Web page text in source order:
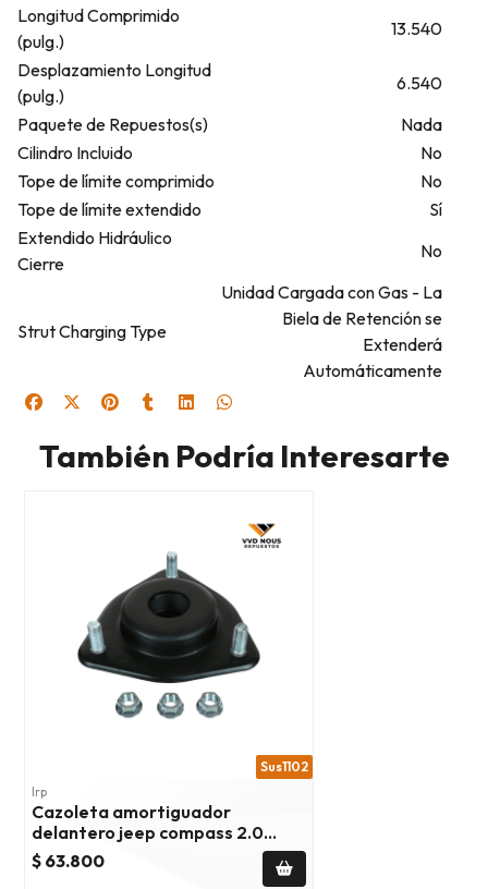
Longitud Comprimido
(pulg.)
13.540
Desplazamiento Longitud
(pulg.)
6.540
Paquete de Repuestos(s)
Nada
Cilindro Incluido
No
Tope de límite comprimido
No
Tope de límite extendido
Sí
Extendido Hidráulico
Cierre
No
Strut Charging Type
Unidad Cargada con Gas - La
Biela de Retención se
Extenderá
Automáticamente
También Podría Interesarte
Sus1102
Irp
Cazoleta amortiguador
delantero jeep compass 2.0
2007/2017
$ 63.800